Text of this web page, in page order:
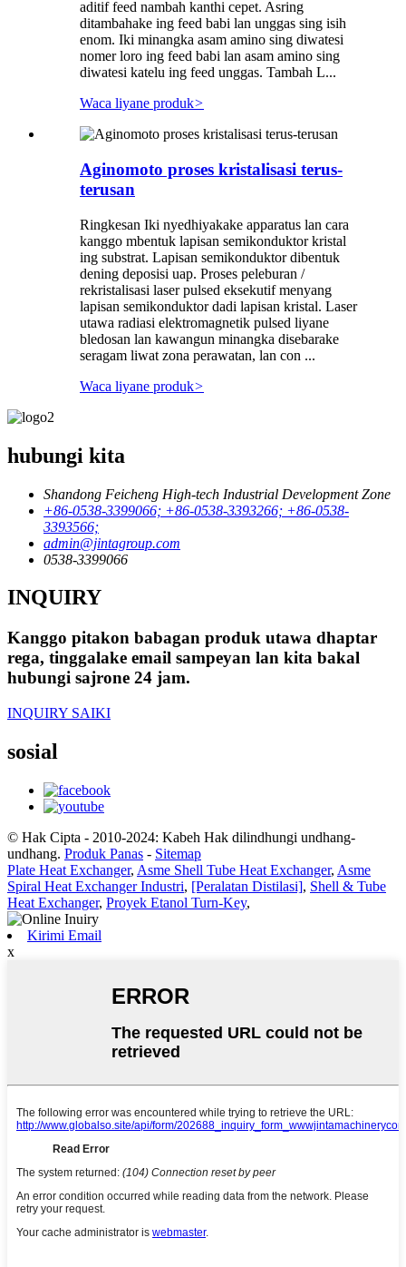
aditif feed nambah kanthi cepet. Asring
ditambahake ing feed babi lan unggas sing isih
enom. Iki minangka asam amino sing diwatesi
nomer loro ing feed babi lan asam amino sing
diwatesi katelu ing feed unggas. Tambah L...
Waca liyane produk>
Aginomoto proses kristalisasi terus-
terusan
Ringkesan Iki nyedhiyakake apparatus lan cara
kanggo mbentuk lapisan semikonduktor kristal
ing substrat. Lapisan semikonduktor dibentuk
dening deposisi uap. Proses peleburan /
rekristalisasi laser pulsed eksekutif menyang
lapisan semikonduktor dadi lapisan kristal. Laser
utawa radiasi elektromagnetik pulsed liyane
bledosan lan kawangun minangka disebarake
seragam liwat zona perawatan, lan con ...
Waca liyane produk>
hubungi kita
Shandong Feicheng High-tech Industrial Development Zone
+86-0538-3399066; +86-0538-3393266; +86-0538-
3393566;
admin@jintagroup.com
0538-3399066
INQUIRY
Kanggo pitakon babagan produk utawa dhaptar
rega, tinggalake email sampeyan lan kita bakal
hubungi sajrone 24 jam.
INQUIRY SAIKI
sosial
© Hak Cipta - 2010-2024: Kabeh Hak dilindhungi undhang-
undhang. Produk Panas - Sitemap
Plate Heat Exchanger, Asme Shell Tube Heat Exchanger, Asme
Spiral Heat Exchanger Industri, [Peralatan Distilasi], Shell & Tube
Heat Exchanger, Proyek Etanol Turn-Key,
Kirimi Email
x